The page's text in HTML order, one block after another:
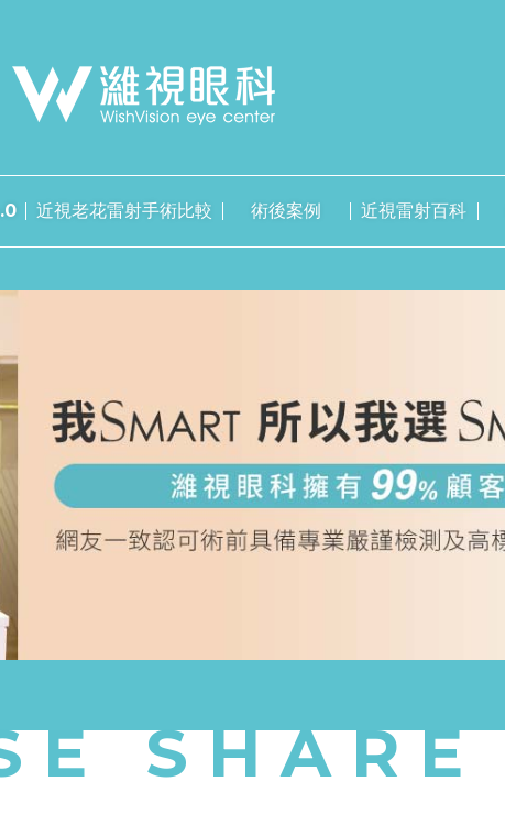
近視老花雷射手術比較 術後案例 近視雷射百科
SHARE